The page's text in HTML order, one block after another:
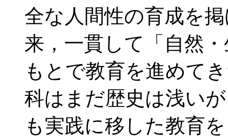
全な人間性の育成を
来，一貫して「自然
もとで教育を進めて
科はまだ歴史は浅い
も実践に移した教育